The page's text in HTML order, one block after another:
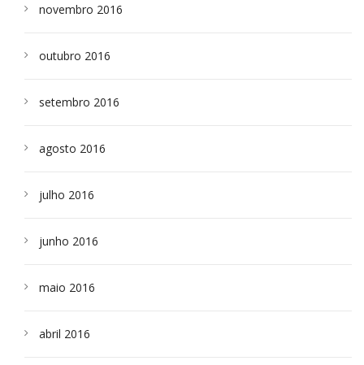
novembro 2016
outubro 2016
setembro 2016
agosto 2016
julho 2016
junho 2016
maio 2016
abril 2016